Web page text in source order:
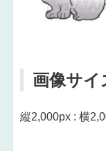
画像サイ
縦2,000px : 横